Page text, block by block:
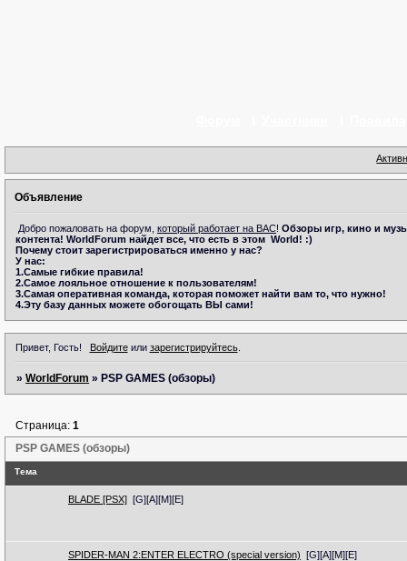
Объявление
Добро пожаловать на форум, который работает на ВАС! Обзоры игр, кино и
контента! WorldForum найдет все, что есть в этом World! :)
Почему стоит зарегистрироваться именно у нас?
У нас:
1.Самые гибкие правила!
2.Самое лояльное отношение к пользователям!
3.Самая оперативная команда, которая поможет найти вам то, что нужно!
4.Эту базу данных можете обогощать ВЫ сами!
Привет, Гость! Войдитеили зарегистрируйтесь.
»WorldForum » PSP GAMES (обзоры)
PSP GAMES (обзоры)
Страница:1
Тема
BLADE [PSX] [G][A][M][E]
SPIDER-MAN 2:ENTER ELECTRO (special version) [G][A][M][E]